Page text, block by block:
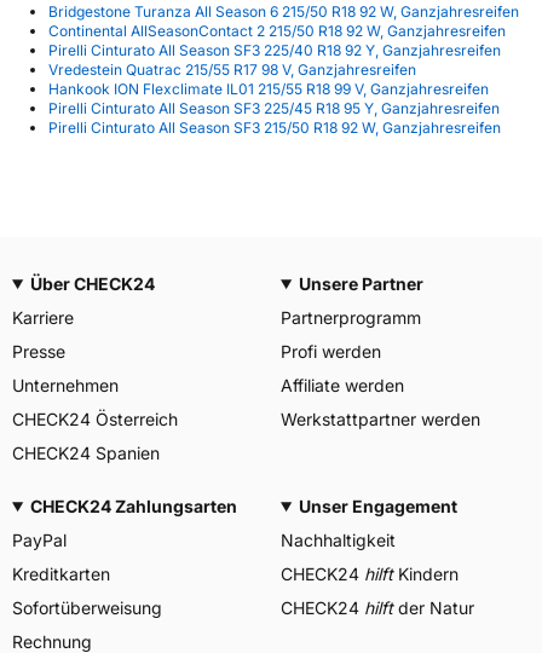
Bridgestone Turanza All Season 6 215/50 R18 92 W, Ganzjahresreifen
Continental AllSeasonContact 2 215/50 R18 92 W, Ganzjahresreifen
Pirelli Cinturato All Season SF3 225/40 R18 92 Y, Ganzjahresreifen
Vredestein Quatrac 215/55 R17 98 V, Ganzjahresreifen
Hankook ION Flexclimate IL01 215/55 R18 99 V, Ganzjahresreifen
Pirelli Cinturato All Season SF3 225/45 R18 95 Y, Ganzjahresreifen
Pirelli Cinturato All Season SF3 215/50 R18 92 W, Ganzjahresreifen
Über CHECK24
Karriere
Presse
Unternehmen
CHECK24 Österreich
CHECK24 Spanien
Unsere Partner
Partnerprogramm
Profi werden
Affiliate werden
Werkstattpartner werden
CHECK24 Zahlungsarten
PayPal
Kreditkarten
Sofortüberweisung
Rechnung
Unser Engagement
Nachhaltigkeit
CHECK24 hilftKindern
CHECK24 hilftder Natur